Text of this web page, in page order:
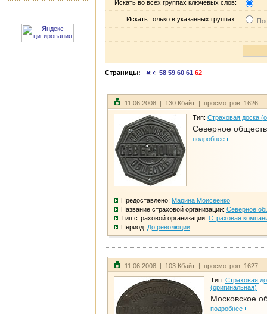
Искать во всех группах ключевых слов:
Искать только в указанных группах:
Страницы: 58 59 60 61 62
11.06.2008 | 130 Кбайт | просмотров: 1626
Тип: Страховая доска
Северное
подробнее
Предоставлено: Марина Моисеенко
Название страховой организации: Северное
Тип страховой организации: Страховая
Период: До революции
11.06.2008 | 103 Кбайт | просмотров: 1627
Тип: Страховая
(оригинальная)
Московское
подробнее